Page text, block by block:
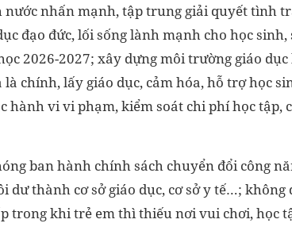
nước nhấn mạnh, tập trung giải quyết tình
đạo đức, lối sống lành mạnh cho học
2026-2027; xây dựng môi trường giáo
chính, lấy giáo dục, cảm hóa, hỗ trợ học
hành vi vi phạm, kiểm soát chi phí học tập,
ban hành chính sách chuyển đổi công
dư thành cơ sở giáo dục, cơ sở y tế…;
trong khi trẻ em thì thiếu nơi vui chơi, học